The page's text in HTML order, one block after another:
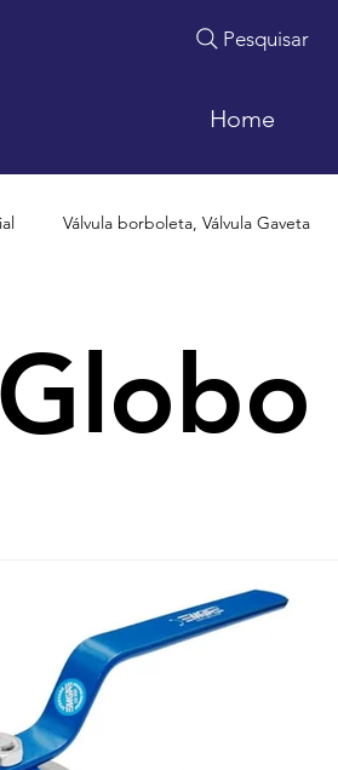
Pesquisar
Home
Válvula borboleta, Válvula Gaveta